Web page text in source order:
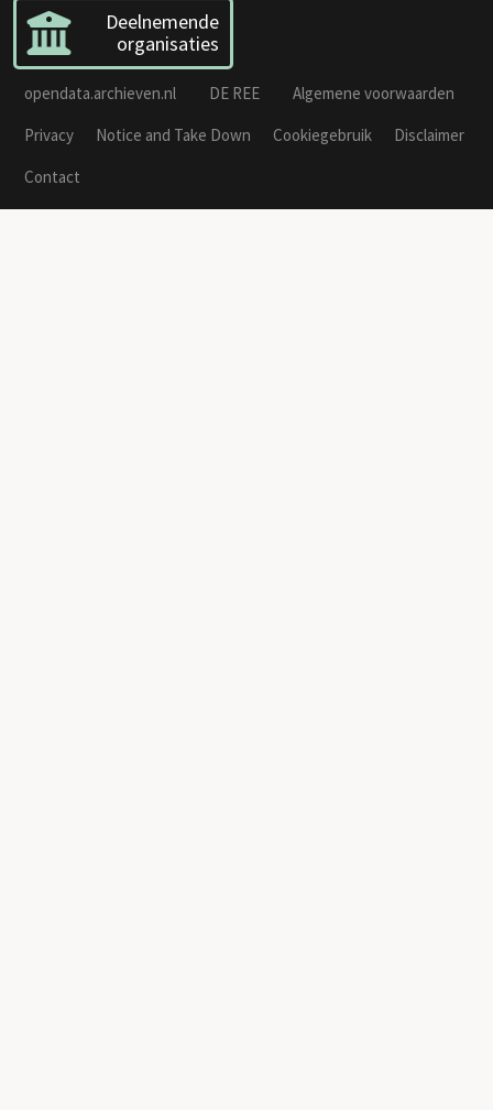
Deelnemende
organisaties
opendata.archieven.nl DE REE
Algemene voorwaarden
Privacy
Notice and Take Down Cookiegebruik
Disclaimer
Contact